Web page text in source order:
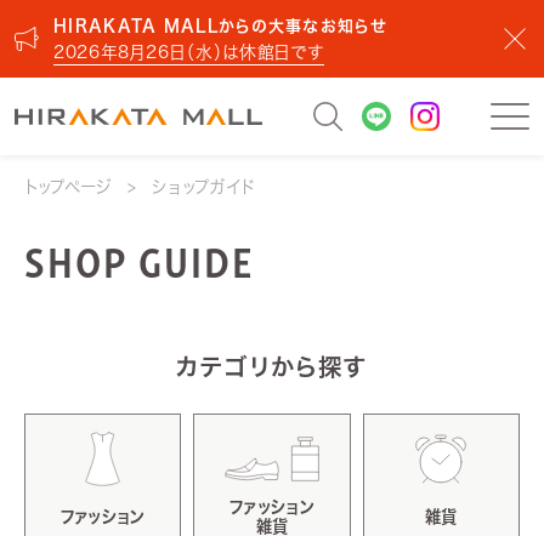
HIRAKATA MALLからの大事なお知らせ
2026年8月26日（水）は休館日です
トップページ ショップガイド
SHOP GUIDE
カテゴリから探す
ファッション
ファッション
雑貨
雑貨